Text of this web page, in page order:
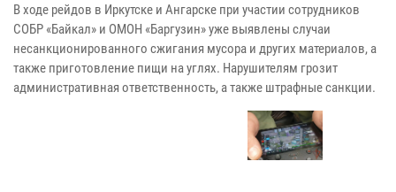
В ходе рейдов в Иркутске и Ангарске при участии сотрудников
СОБР «Байкал» и ОМОН «Баргузин» уже выявлены случаи
несанкционированного сжигания мусора и других материалов, а
также приготовление пищи на углях. Нарушителям грозит
административная ответственность, а также штрафные санкции.